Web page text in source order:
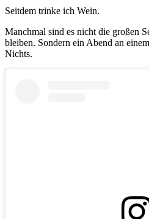
Seitdem trinke ich Wein.
Manchmal sind es nicht die großen
bleiben. Sondern ein Abend an
Nichts.